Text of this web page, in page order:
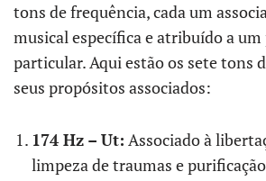
tons de frequência, cada um
musical específica e atribuído a
particular. Aqui estão os sete tons
seus propósitos associados:
174 Hz – Ut: Associado à
limpeza de traumas e